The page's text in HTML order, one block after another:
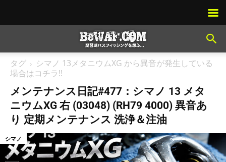
タグ
シマノ 13メタニウムXG から異音が発生している
場合はコチラ!!
メンテナンス日記#477：シマノ 13 メタ
ニウムXG 右 (03048) (RH79 4000) 異音あ
り 定期メンテナンス 洗浄＆注油
シマノ